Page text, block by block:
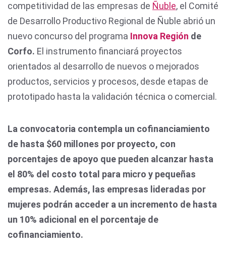
competitividad de las empresas de Ñuble, el Comité
de Desarrollo Productivo Regional de Ñuble abrió un
nuevo concurso del programa Innova Región de
Corfo. El instrumento financiará proyectos
orientados al desarrollo de nuevos o mejorados
productos, servicios y procesos, desde etapas de
prototipado hasta la validación técnica o comercial.
La convocatoria contempla un cofinanciamiento
de hasta $60 millones por proyecto, con
porcentajes de apoyo que pueden alcanzar hasta
el 80% del costo total para micro y pequeñas
empresas. Además, las empresas lideradas por
mujeres podrán acceder a un incremento de hasta
un 10% adicional en el porcentaje de
cofinanciamiento.